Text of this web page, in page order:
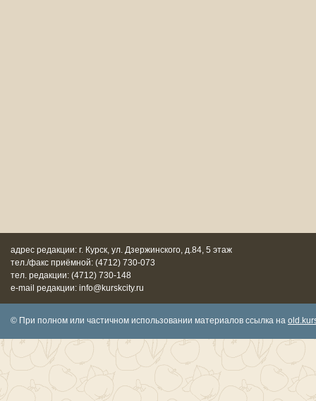
адрес редакции: г. Курск, ул. Дзержинского, д.84, 5 этаж
тел./факс приёмной: (4712) 730-073
тел. редакции: (4712) 730-148
e-mail редакции: info@kurskcity.ru
© При полном или частичном использовании материалов ссылка на